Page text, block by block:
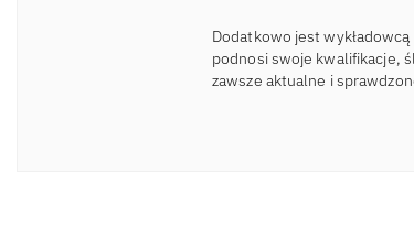
Dodatkowo jest
podnosi swoje kwalifikacje,
zawsze aktualne i